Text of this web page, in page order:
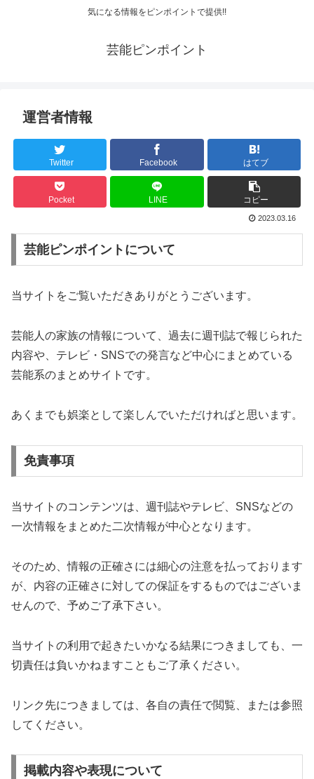
気になる情報をピンポイントで提供!!
芸能ピンポイント
運営者情報
Twitter Facebook はてブ
Pocket LINE コピー
2023.03.16
芸能ピンポイントについて
当サイトをご覧いただきありがとうございます。
芸能人の家族の情報について、過去に週刊誌で報じられた
内容や、テレビ・SNSでの発言など中心にまとめている
芸能系のまとめサイトです。
あくまでも娯楽として楽しんでいただければと思います。
免責事項
当サイトのコンテンツは、週刊誌やテレビ、SNSなどの
一次情報をまとめた二次情報が中心となります。
そのため、情報の正確さには細心の注意を払っております
が、内容の正確さに対しての保証をするものではございま
せんので、予めご了承下さい。
当サイトの利用で起きたいかなる結果につきましても、一
切責任は負いかねますこともご了承ください。
リンク先につきましては、各自の責任で閲覧、または参照
してください。
掲載内容や表現について